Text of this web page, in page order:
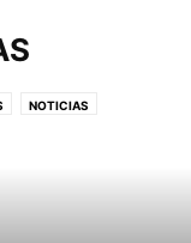
NOTICIAS